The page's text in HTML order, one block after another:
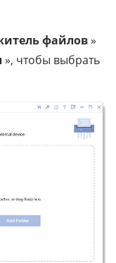
файлов»
», чтобы выбрать